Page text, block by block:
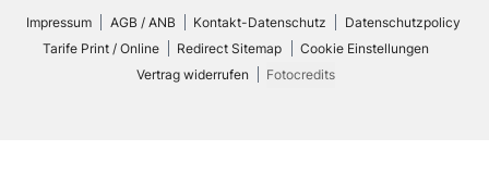
Impressum AGB / ANB Kontakt-Datenschutz
Datenschutzpolicy
Tarife Print / Online
Redirect Sitemap
Cookie Einstellungen
Vertrag widerrufen
Fotocredits